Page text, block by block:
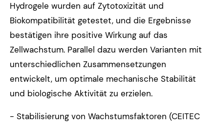
Hydrogele wurden auf Zytotoxizität und
Biokompatibilität getestet, und die Ergebnisse
bestätigen ihre positive Wirkung auf das
Zellwachstum. Parallel dazu werden Varianten mit
unterschiedlichen Zusammensetzungen
entwickelt, um optimale mechanische Stabilität
und biologische Aktivität zu erzielen.
- Stabilisierung von Wachstumsfaktoren (CEITEC